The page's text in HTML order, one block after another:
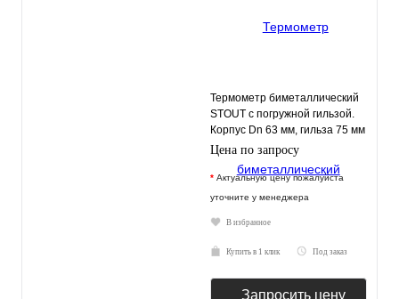
Термометр биметаллический
STOUT с погружной гильзой.
Корпус Dn 63 мм, гильза 75 мм
1/ 2"
Цена по запросу
* Актуальную цену пожалуйста
уточните у менеджера
В избранное
Купить в 1 клик Под заказ
Запросить цену